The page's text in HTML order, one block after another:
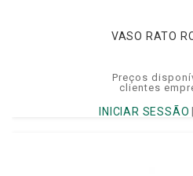
VASO RATO
Preços
clientes
INICIAR SESSÃO